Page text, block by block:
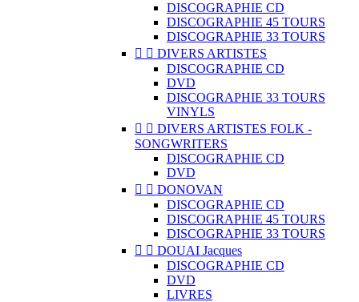
DISCOGRAPHIE CD
DISCOGRAPHIE 45 TOURS
DISCOGRAPHIE 33 TOURS
  DIVERS ARTISTES
DISCOGRAPHIE CD
DVD
DISCOGRAPHIE 33 TOURS
VINYLS
  DIVERS ARTISTES FOLK -
SONGWRITERS
DISCOGRAPHIE CD
DVD
  DONOVAN
DISCOGRAPHIE CD
DISCOGRAPHIE 45 TOURS
DISCOGRAPHIE 33 TOURS
  DOUAI Jacques
DISCOGRAPHIE CD
DVD
LIVRES